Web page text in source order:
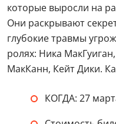
которые выросли на
Они раскрывают
глубокие травмы
ролях: Ника
МакКанн, Кейт Дики.
КОГДА: 27